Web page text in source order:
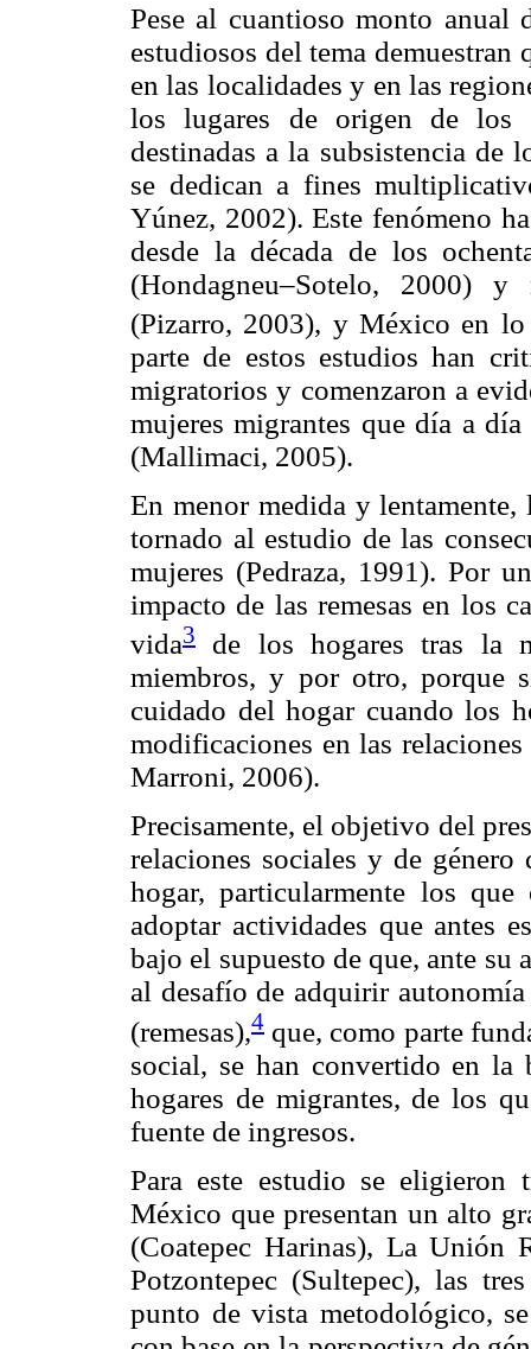
Pese al cuantioso monto anual
estudiosos del tema demuestran
en las localidades y en las
los lugares de origen de los
destinadas a la subsistencia de
se dedican a fines
Yúnez, 2002). Este fenómeno
desde la década de los
(Hondagneu–Sotelo, 2000)
(Pizarro, 2003), y México en
parte de estos estudios han
migratorios y comenzaron a
mujeres migrantes que día a
(Mallimaci, 2005).
En menor medida y
tornado al estudio de las
mujeres (Pedraza, 1991). Por
impacto de las remesas en los
vida3
de los hogares tras la
miembros, y por otro, porque
cuidado del hogar cuando los
modificaciones en las
Marroni, 2006).
Precisamente, el objetivo del
relaciones sociales y de
hogar, particularmente los
adoptar actividades que antes
bajo el supuesto de que, ante su
al desafío de adquirir
(remesas),4 que, como parte
social, se han convertido en la
hogares de migrantes, de los
fuente de ingresos.
Para este estudio se eligieron
México que presentan un alto
(Coatepec Harinas), La
Potzontepec (Sultepec), las
punto de vista metodológico,